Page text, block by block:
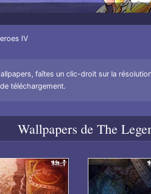
IV
faîtes un clic-droit sur la
téléchargement.
Wallpapers deThe